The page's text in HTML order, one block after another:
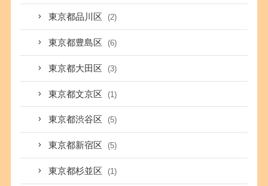
東京都品川区 (2)
東京都豊島区 (6)
東京都大田区 (3)
東京都文京区 (1)
東京都渋谷区 (5)
東京都新宿区 (5)
東京都杉並区 (1)